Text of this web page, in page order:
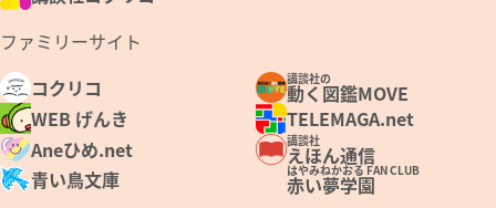
ファミリーサイト
コクリコ
講談社の
動く図鑑MOVE
WEB げんき
TELEMAGA.net
Aneひめ.net
講談社
えほん通信
青い鳥文庫
はやみねかおる FAN CLUB
赤い夢学園